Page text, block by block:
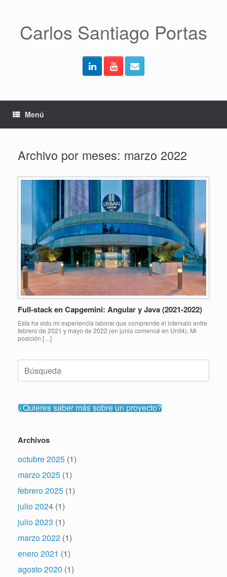
Carlos Santiago Portas
Menú
Archivo por meses: marzo 2022
Full-stack en Capgemini: Angular y Java (2021-2022)
Esta ha sido mi experiencia laboral que comprende el intervalo entre
febrero de 2021 y mayo de 2022 (en junio comencé en Unit4). Mi
posición […]
Buscar:
¿Quieres saber más sobre un proyecto?
Archivos
octubre 2025 (1)
marzo 2025 (1)
febrero 2025 (1)
julio 2024 (1)
julio 2023 (1)
marzo 2022 (1)
enero 2021 (1)
agosto 2020 (1)